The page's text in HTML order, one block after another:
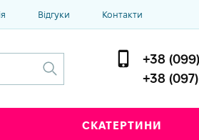
Відгуки Контакти
+38
+38
СКАТЕРТИНИ